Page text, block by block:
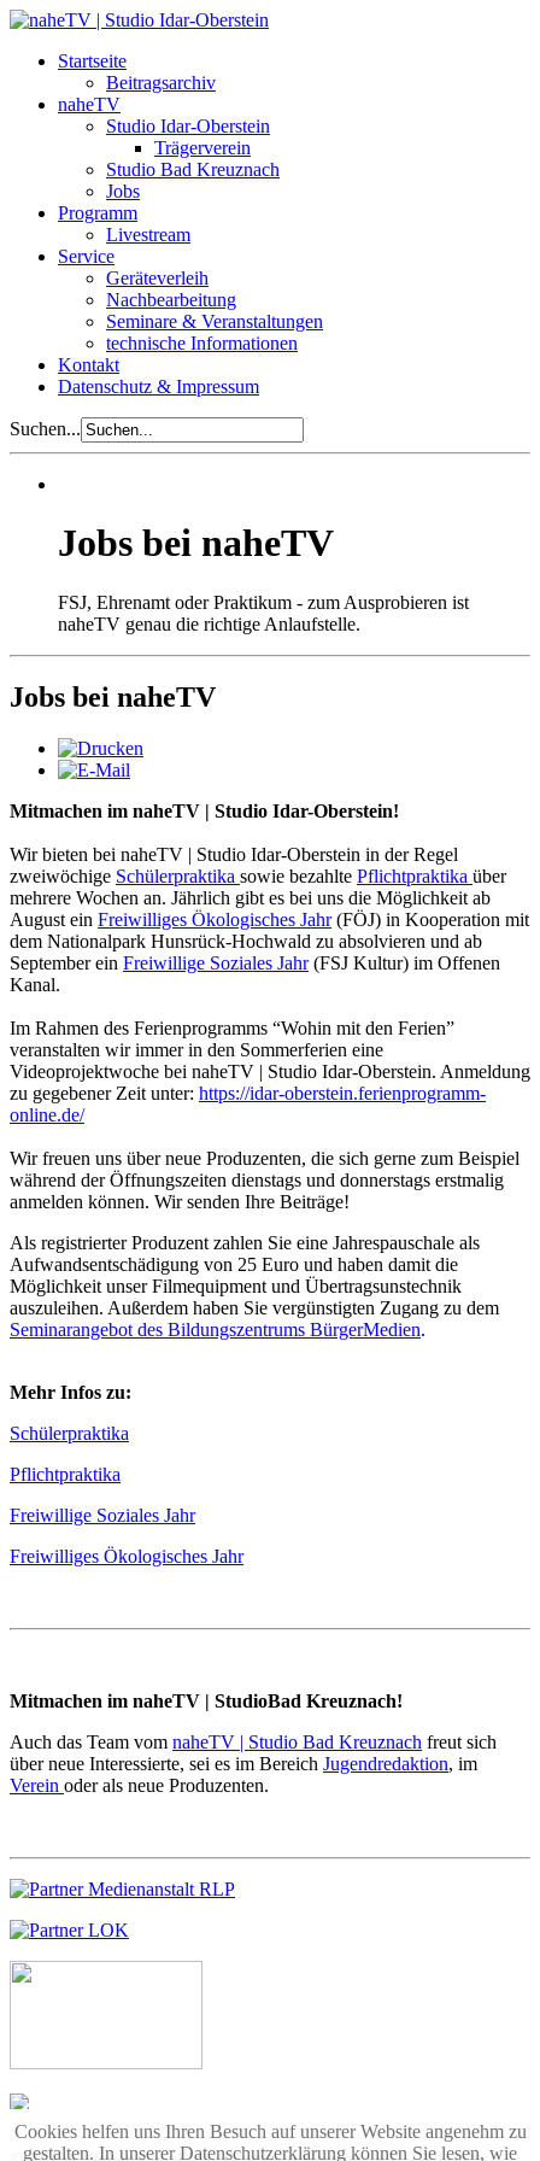
Startseite
Beitragsarchiv
naheTV
Studio Idar-Oberstein
Trägerverein
Studio Bad Kreuznach
Jobs
Programm
Livestream
Service
Geräteverleih
Nachbearbeitung
Seminare & Veranstaltungen
technische Informationen
Kontakt
Datenschutz & Impressum
Suchen...
Jobs bei naheTV
FSJ, Ehrenamt oder Praktikum - zum Ausprobieren ist
naheTV genau die richtige Anlaufstelle.
Jobs bei naheTV
Mitmachen im naheTV | Studio Idar-Oberstein!
Wir bieten bei naheTV | Studio Idar-Oberstein in der Regel
zweiwöchige Schülerpraktika sowie bezahlte Pflichtpraktika über
mehrere Wochen an. Jährlich gibt es bei uns die Möglichkeit ab
August ein Freiwilliges Ökologisches Jahr(FÖJ) in Kooperation mit
dem Nationalpark Hunsrück-Hochwald zu absolvieren und ab
September ein Freiwillige Soziales Jahr(FSJ Kultur) im Offenen
Kanal.
Im Rahmen des Ferienprogramms “Wohin mit den Ferien”
veranstalten wir immer in den Sommerferien eine
Videoprojektwoche bei naheTV | Studio Idar-Oberstein. Anmeldung
zu gegebener Zeit unter: https://idar-oberstein.ferienprogramm-
online.de/
Wir freuen uns über neue Produzenten, die sich gerne zum Beispiel
während der Öffnungszeiten dienstags und donnerstags erstmalig
anmelden können. Wir senden Ihre Beiträge!
Als registrierter Produzent zahlen Sie eine Jahrespauschale als
Aufwandsentschädigung von 25 Euro und haben damit die
Möglichkeit unser Filmequipment und Übertragsunstechnik
auszuleihen. Außerdem haben Sie vergünstigten Zugang zu dem
Seminarangebot des Bildungszentrums BürgerMedien.
Mehr Infos zu:
Schülerpraktika
Pflichtpraktika
Freiwillige Soziales Jahr
Freiwilliges Ökologisches Jahr
Mitmachen im naheTV | StudioBad Kreuznach!
Auch das Team vom naheTV | Studio Bad Kreuznach freut sich
über neue Interessierte, sei es im Bereich Jugendredaktion, im
Verein oder als neue Produzenten.
Cookies helfen uns Ihren Besuch auf unserer Website angenehm zu
gestalten. In unserer Datenschutzerklärung können Sie lesen, wie